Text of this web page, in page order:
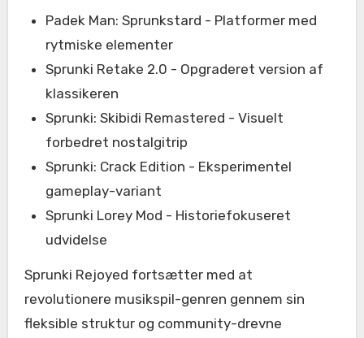
Padek Man: Sprunkstard - Platformer med
rytmiske elementer
Sprunki Retake 2.0 - Opgraderet version af
klassikeren
Sprunki: Skibidi Remastered - Visuelt
forbedret nostalgitrip
Sprunki: Crack Edition - Eksperimentel
gameplay-variant
Sprunki Lorey Mod - Historiefokuseret
udvidelse
Sprunki Rejoyed fortsætter med at
revolutionere musikspil-genren gennem sin
fleksible struktur og community-drevne